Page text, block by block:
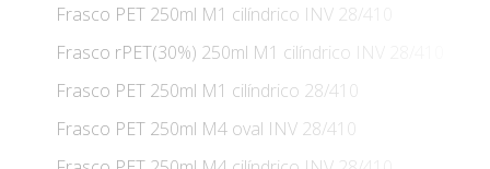
Frasco PET 250ml M1 cilíndrico INV 28/410
Frasco rPET(30%) 250ml M1 cilíndrico INV 28/410
Frasco PET 250ml M1 cilíndrico 28/410
Frasco PET 250ml M4 oval INV 28/410